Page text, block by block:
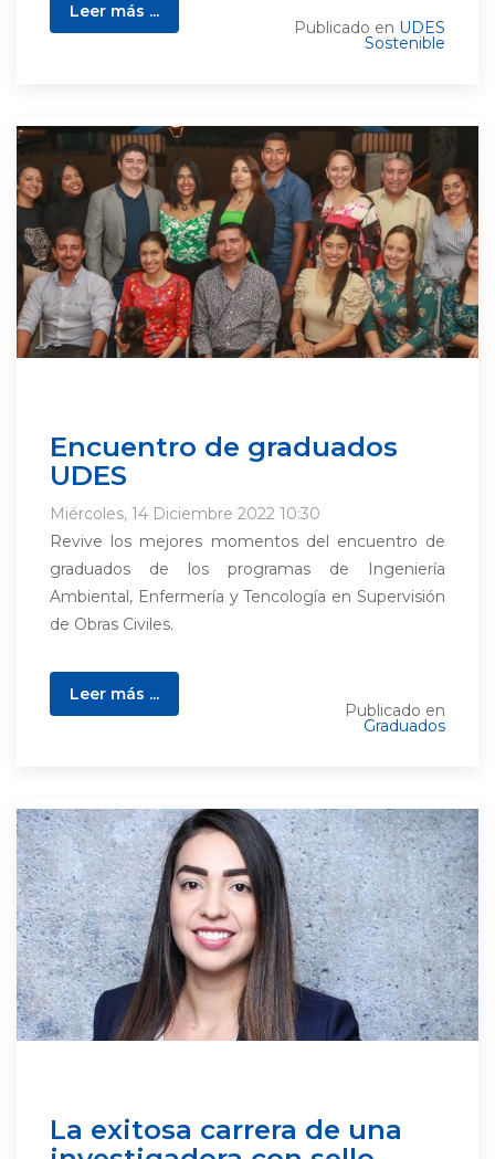
Leer más ...
Publicado en UDES
Sostenible
Encuentro de graduados
UDES
Miércoles, 14 Diciembre 2022 10:30
Revive los mejores momentos del encuentro de
graduados de los programas de Ingeniería
Ambiental, Enfermería y Tencología en Supervisión
de Obras Civiles.
Leer más ...
Publicado en
Graduados
La exitosa carrera de una